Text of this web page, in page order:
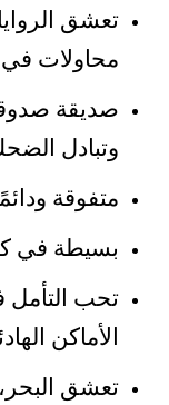
تعشق
محاولات في
صديقة
وتبادل
متفوقة
بسيطة في
تحب التأمل
الأماكن
تعشق